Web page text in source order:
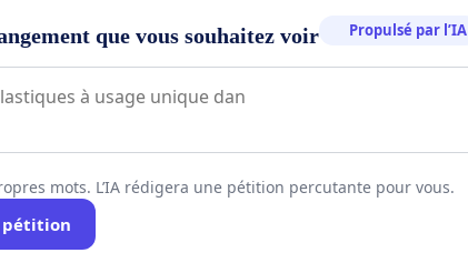
que vous souhaitez voir Propulsé par l’IA
mots. L’IA rédigera une pétition percutante pour vous.
pétition